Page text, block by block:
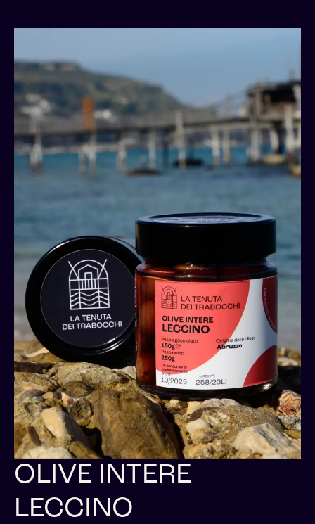
OLIVE INTERE
LECCINO